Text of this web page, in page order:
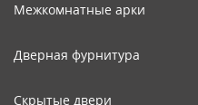
Межкомнатные арки
Дверная фурнитура
Скрытые двери